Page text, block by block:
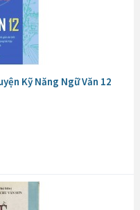
Kỹ Năng Ngữ Văn 12